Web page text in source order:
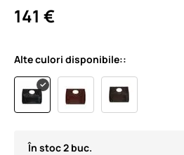
141 €
Alte culori disponibile::
În stoc 2 buc.